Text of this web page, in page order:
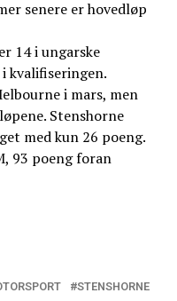
senere er hovedløp
14 i ungarske
kvalifiseringen.
i mars, men
Stenshorne
med kun 26 poeng.
93 poeng foran
STENSHORNE